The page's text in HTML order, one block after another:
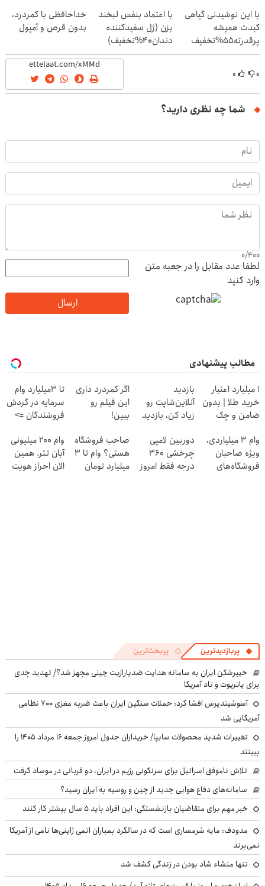
با این نوشیدنی گیاهی
کبدت همیشه
پرقدرته55%تخفیف
با اعتماد بنفس لبخند
بزن (ژل سفیدکننده
دندان40%تخفیف)
خداحافظی با کمردرد،
بدون قرص و آمپول
۰ ۰
شما چه نظری دارید؟
0/400
لطفا عدد مقابل را در جعبه متن
وارد کنید
ارسال
مطالب پیشنهادی
۱ میلیارد اعتبار
خرید طلا | بدون
ضامن و چک
بازدید
آنلاین‌شاپت رو
زیاد کن، بازدید
بیشتر
اگر کمردرد داری
این فیلم رو
ببین!
پر کن◖
تا 3میلیارد وام
سرمایه در گردش
فروشندگان =>
ثبت کن
وام ۳ میلیاردی،
ویژه صاحبان
فروشگاه‌های
دوربین لامپی
چرخشی 360
درجه فقط امروز
صاحب فروشگاه
هستی؟ وام تا ۳
میلیارد تومان
وام 200 میلیونی
آبان تتر. همین
الان احراز هویت
پربازدیدترین پربحث‌ترین
خیبرشکن ایران به سامانه هدایت ضدپارازیت چینی مجهز شد؟/ تهدید جدی
برای پاتریوت و تاد آمریکا
آسوشیتدپرس افشا کرد: حملات سنگین ایران باعث ضربه مغزی ۷۰۰ نظامی
آمریکایی شد
تغییرات شدید محصولات سایپا/ خریداران جدول امروز جمعه ۱۶ مرداد ۱۴۰۵ را
ببینند
تلاش ناموفق اسرائیل برای سرنگونی رژیم در ایران، دو قربانی در موساد گرفت
سامانه‌های دفاع هوایی جدید از چین و روسیه به ایران رسید؟
خبر مهم برای متقاضیان بازنشستگی: این افراد باید ۵ سال بیشتر کار کنند
مدودف: مایه شرمساری است که در سالگرد بمباران اتمی ژاپنی‌ها نامی از آمریکا
نمی‌برند
تنها منشاء شاد بودن در زندگی کشف شد